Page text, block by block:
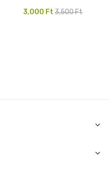
3,500Ft
Original
3,000 FtCurrent